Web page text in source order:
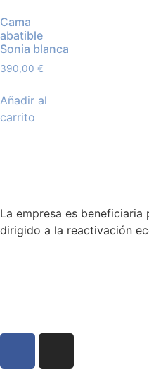
Cama
abatible
Sonia blanca
390,00 €
Añadir al
carrito
La empresa es
dirigido a la reactivación